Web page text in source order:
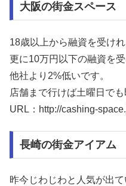
大阪の街金スペース
18歳以上から融資を受けれ
更に10万円以下の融資を
他社より2%低いです。
店舗まで行けば土曜日で
URL：http://cashing-
長崎の街金アイアム
昨今じわじわと人気が出て